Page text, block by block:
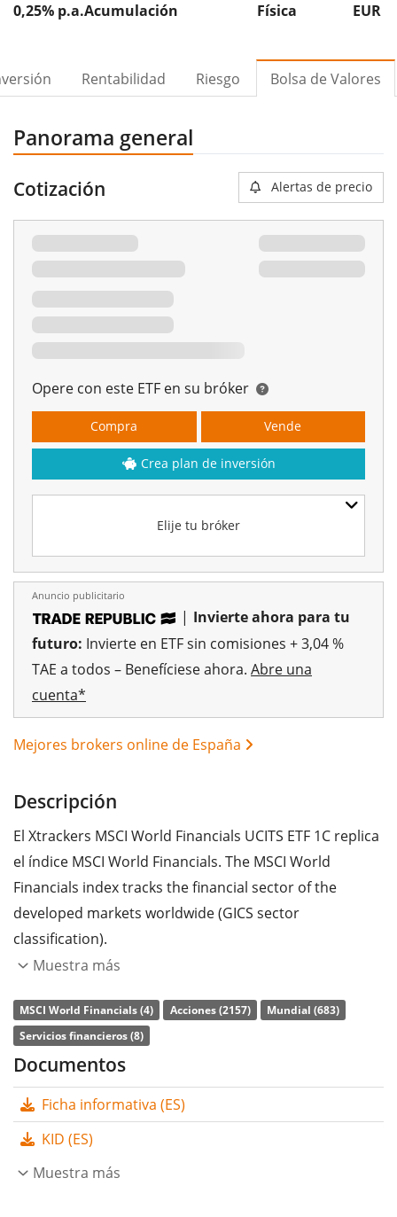
0,25% p.a.Acumulación
Física
EUR
Rentabilidad Riesgo Bolsa de Valores
Panorama general
Cotización Alertas de precio
Opere con este ETF en su bróker
Elije tu bróker
Compra Vende
Crea plan de inversión
Anuncio publicitario
| Invierte ahora para tu
futuro: Invierte en ETF sin comisiones + 3,04 %
TAE a todos – Benefíciese ahora. Abre una
cuenta*
Mejores brokers online de España
Descripción
El Xtrackers MSCI World Financials UCITS ETF 1C replica
el índice MSCI World Financials. The MSCI World
Financials index tracks the financial sector of the
developed markets worldwide (GICS sector
classification).
p.a.. El Xtrackers MSCI World Financials UCITS ETF 1C es
el ETF más barato y más grande que sigue el índice
MSCI World Financials. El ETF replica la rentabilidad del
del índice (réplica completa). Los dividendos del ETF se
acumulany se reinvierten en el ETF.
El Xtrackers MSCI World Financials UCITS ETF 1C es un
Muestra más
MSCI World Financials (4) Acciones (2157)
Mundial (683)
Servicios financieros (8)
Documentos
Ficha informativa (ES)
KID (ES)
Muestra más